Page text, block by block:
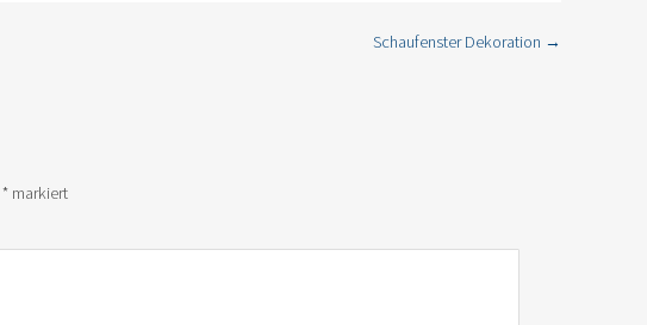
Schaufenster Dekoration →
* markiert